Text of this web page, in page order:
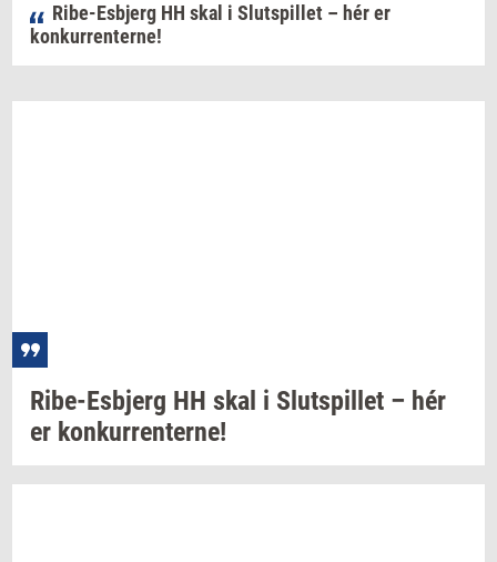
Ribe-Esbjerg HH skal i Slutspillet – hér er
konkurrenterne!
Ribe-​Esbjerg HH skal i Slut­spil­let – hér
er kon­kur­ren­ter­ne!